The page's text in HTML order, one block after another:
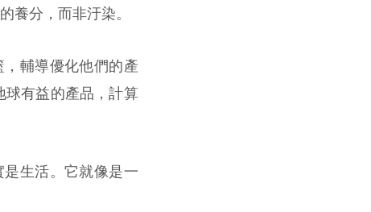
養分，而非汙染。
輔導優化他們的產
有益的產品，計算
生活。它就像是一